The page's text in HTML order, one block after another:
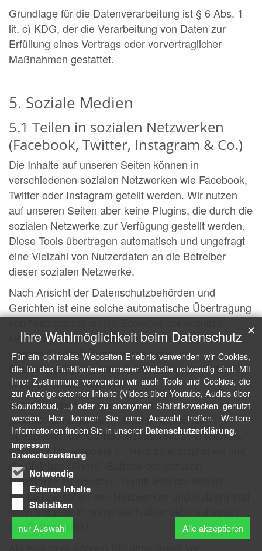
Grundlage für die Datenverarbeitung ist § 6 Abs. 1
lit. c) KDG, der die Verarbeitung von Daten zur
Erfüllung eines Vertrags oder vorvertraglicher
Maßnahmen gestattet.
5. Soziale Medien
5.1 Teilen in sozialen Netzwerken
(Facebook, Twitter, Instagram & Co.)
Die Inhalte auf unseren Seiten können in
verschiedenen sozialen Netzwerken wie Facebook,
Twitter oder Instagram geteilt werden. Wir nutzen
auf unseren Seiten aber keine Plugins, die durch die
sozialen Netzwerke zur Verfügung gestellt werden.
Diese Tools übertragen automatisch und ungefragt
eine Vielzahl von Nutzerdaten an die Betreiber
dieser sozialen Netzwerke.
Nach Ansicht der Datenschutzbehörden und
Gerichten ist eine solche automatische Übertragung
von Nutzerdaten an die Betreiber der sozialen
Netzwerke rechtswidrig und kann abgemahnt
werden. Deshalb findet eine solche
Datenübertragung ohne Zustimmung der Nutzer auf
unseren Seiten nicht statt.
Auf der Website verwenden wir datenschutzsichere
„Shariff“-Schaltflächen. „Shariff“ wurde von
Spezialisten der Computerzeitschrift c’t entwickelt,
um mehr Privatsphäre im Netz zu ermöglichen und
die üblichen “Share”-Buttons der sozialen
Netzwerke zu ersetzen. Damit wird der direkte
Kontakt zwischen den Netzwerken und Nutzern erst
dann hergestellt, wenn der Nutzer aktiv auf einen
der Buttons klickt.
Ihre Wahlmöglichkeit beim Datenschutz
Für ein optimales Webseiten-Erlebnis verwenden wir Cookies,
die für das Funktionieren unserer Website notwendig sind. Mit
Ihrer Zustimmung verwenden wir auch Tools und Cookies, die
zur Anzeige externer Inhalte (Videos über Youtube, Audios über
Soundcloud, ...) oder zu anonymen Statistikzwecken genutzt
werden. Hier können Sie eine Auswahl treffen. Weitere
Informationen finden Sie in unserer Datenschutzerklärung.
Notwendig
Externe Inhalte
Statistiken
nur Auswahl Alle akzeptieren
✕
Impressum
Datenschutzerklärung